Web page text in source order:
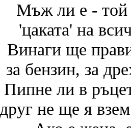
Мъж ли е - той
'цаката' на
Винаги ще
за бензин, за
Пипне ли в
друг не ще я